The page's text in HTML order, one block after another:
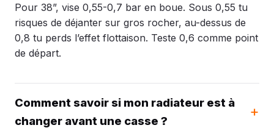
Pour 38”, vise 0,55-0,7 bar en boue. Sous 0,55 tu
risques de déjanter sur gros rocher, au-dessus de
0,8 tu perds l’effet flottaison. Teste 0,6 comme point
de départ.
Comment savoir si mon radiateur est à
changer avant une casse ?